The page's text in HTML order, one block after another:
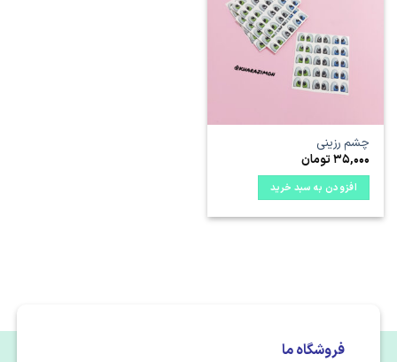
علاقه
چشم رزینی
35,000تومان
افزودن به سبد خرید
فروشگاه ما